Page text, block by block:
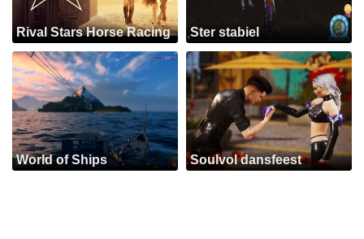
Rival Stars Horse Racing Ster stabiel
World of Ships Soulvol dansfeest